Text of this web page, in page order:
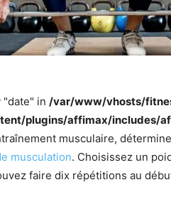
"date" in /var/www/vhosts/
plugins/affimax/includes/
musculaire,
musculation. Choisissez un
faire dix répétitions au